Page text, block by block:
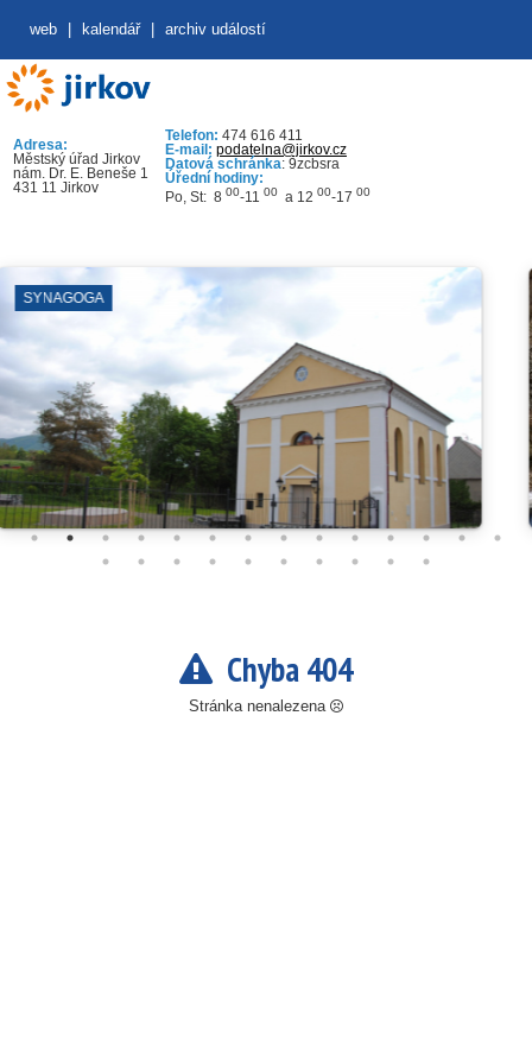
web kalendář archiv událostí
Adresa:
Městský úřad Jirkov
nám. Dr. E. Beneše 1
431 11 Jirkov
Telefon: 474 616 411
E-mail: podatelna@jirkov.cz
Datová schránka: 9zcbsra
Úřední hodiny:
Po, St: 8 00-11 00 a 12 00-17 00
Chyba 404
Stránka nenalezena